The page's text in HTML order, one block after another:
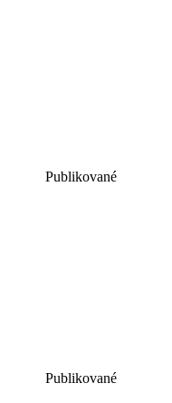
Publikované
Publikované